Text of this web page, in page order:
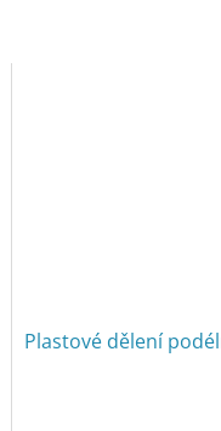
Plastové dělení